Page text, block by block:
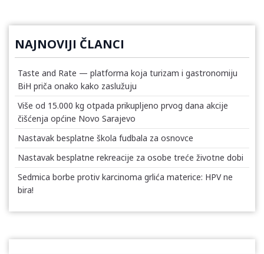
NAJNOVIJI ČLANCI
Taste and Rate — platforma koja turizam i gastronomiju
BiH priča onako kako zaslužuju
Više od 15.000 kg otpada prikupljeno prvog dana akcije
čišćenja općine Novo Sarajevo
Nastavak besplatne škola fudbala za osnovce
Nastavak besplatne rekreacije za osobe treće životne dobi
Sedmica borbe protiv karcinoma grlića materice: HPV ne
bira!